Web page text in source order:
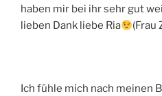
haben mir bei ihr sehr gut
lieben Dank liebe Ria
(Frau
Ich fühle mich nach meinen